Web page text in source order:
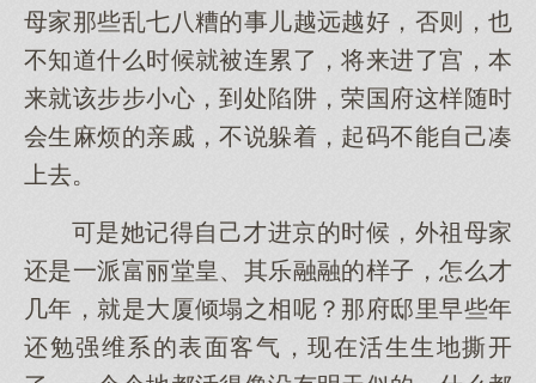
母家那些乱七八糟的事儿越远越好，否则，也
不知道什么时候就被连累了，将来进了宫，本
来就该步步小心，到处陷阱，荣国府这样随时
会生麻烦的亲戚，不说躲着，起码不能自己凑
上去。
可是她记得自己才进京的时候，外祖母家
还是一派富丽堂皇、其乐融融的样子，怎么才
几年，就是大厦倾塌之相呢？那府邸里早些年
还勉强维系的表面客气，现在活生生地撕开